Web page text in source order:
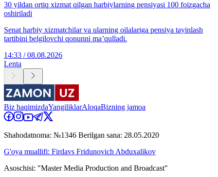
30 yildan ortiq xizmat qilgan harbiylarning pensiyasi 100 foizgacha
oshiriladi
Senat harbiy xizmatchilar va ularning oilalariga pensiya tayinlash
tartibini belgilovchi qonunni ma’qulladi.
14:33 / 08.08.2026
Lenta
Biz haqimizdaYangiliklarAloqaBizning jamoa
Shahodatnoma: №1346 Berilgan sana: 28.05.2020
G'oya muallifi: Firdavs Fridunovich Abduxalikov
Asoschisi: "Master Media Production and Broadcast"